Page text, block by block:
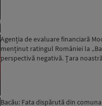
Agenția de evaluare financiară
menținut ratingul României la
perspectivă negativă. Țara
Bacău: Fata dispărută din